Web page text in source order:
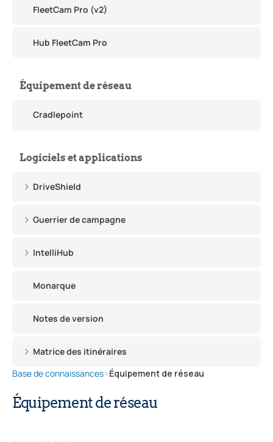
FleetCam Pro (v2)
Hub FleetCam Pro
Équipement de réseau
Cradlepoint
Logiciels et applications
DriveShield
Guerrier de campagne
IntelliHub
Monarque
Notes de version
Matrice des itinéraires
Base de connaissances›Équipement de réseau
Équipement de réseau